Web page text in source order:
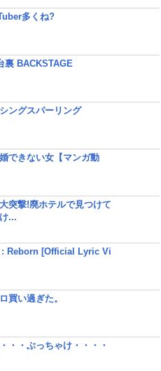
多くね?
裏 BACKSTAGE
ングスパーリング
できない女【マンガ動
突撃!廃ホテルで見つけて
...
: Reborn [Official Lyric Vi
買い過ぎた。
・・ぶっちゃけ・・・・